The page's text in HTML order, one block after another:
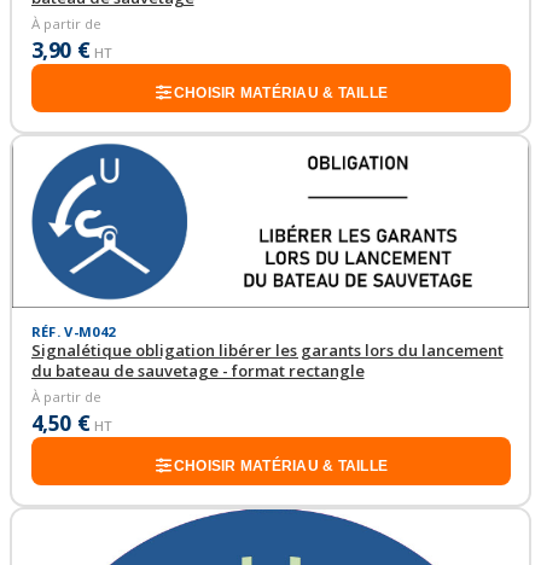
À partir de
3,90 € HT
CHOISIR MATÉRIAU & TAILLE
RÉF. V-M042
Signalétique obligation libérer les garants lors du lancement
du bateau de sauvetage - format rectangle
À partir de
4,50 € HT
CHOISIR MATÉRIAU & TAILLE